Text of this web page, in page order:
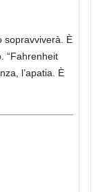
sopravviverà. È
“Fahrenheit
l’apatia. È